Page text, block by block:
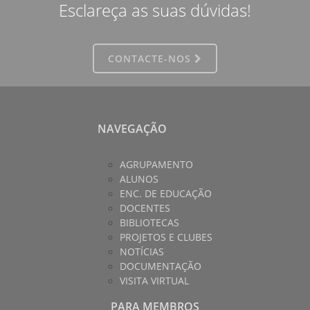
Esclareça as suas dúvidas!
CONTACTE-NOS
NAVEGAÇÃO
AGRUPAMENTO
ALUNOS
ENC. DE EDUCAÇÃO
DOCENTES
BIBLIOTECAS
PROJETOS E CLUBES
NOTÍCIAS
DOCUMENTAÇÃO
VISITA VIRTUAL
PARA MEMBROS